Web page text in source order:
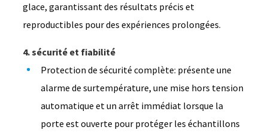
glace, garantissant des résultats précis et
reproductibles pour des expériences prolongées.
4. sécurité et fiabilité
Protection de sécurité complète: présente une
alarme de surtempérature, une mise hors tension
automatique et un arrêt immédiat lorsque la
porte est ouverte pour protéger les échantillons